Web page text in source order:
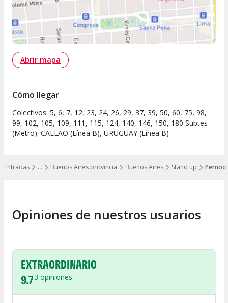
…
Mostrar todos los niveles
Entradas Buenos Aires provincia Buenos Aires Stand up
Abrir mapa
Cómo llegar
Colectivos: 5, 6, 7, 12, 23, 24, 26, 29, 37, 39, 50, 60, 75, 98,
99, 102, 105, 109, 111, 115, 124, 140, 146, 150, 180 Subtes
(Metro): CALLAO (Línea B), URUGUAY (Línea B)
Opiniones de nuestros usuarios
EXTRAORDINARIO
9.73 opiniones